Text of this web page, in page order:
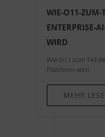
WIE-O11-ZUM-
ENTERPRISE-
WIRD
Wie O11 zum Teil
Plattform wird
MEHR